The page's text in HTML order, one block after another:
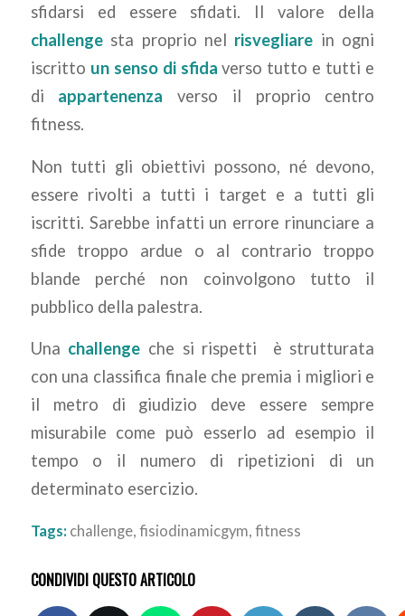
sfidarsi ed essere sfidati. Il valore della
challengesta proprio nel risvegliare in ogni
iscritto un senso di sfida verso tutto e tutti e
di appartenenza verso il proprio centro
fitness.
Non tutti gli obiettivi possono, né devono,
essere rivolti a tutti i target e a tutti gli
iscritti. Sarebbe infatti un errore rinunciare a
sfide troppo ardue o al contrario troppo
blande perché non coinvolgono tutto il
pubblico della palestra.
Una challenge che si rispetti è strutturata
con una classifica finale che premia i migliori e
il metro di giudizio deve essere sempre
misurabile come può esserlo ad esempio il
tempo o il numero di ripetizioni di un
determinato esercizio.
Tags: challenge, fisiodinamicgym, fitness
CONDIVIDI QUESTO ARTICOLO